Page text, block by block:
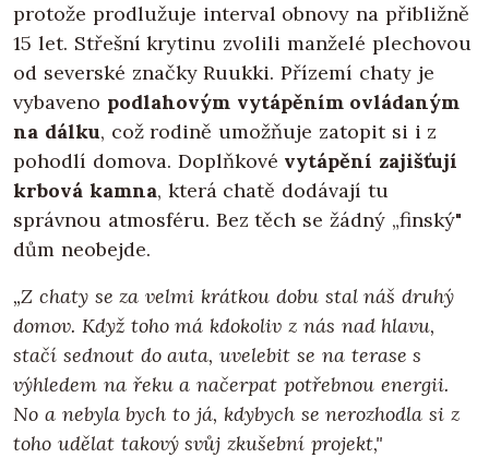
protože prodlužuje interval obnovy na přibližně
15 let. Střešní krytinu zvolili manželé plechovou
od severské značky Ruukki. Přízemí chaty je
vybaveno podlahovým vytápěním ovládaným
na dálku, což rodině umožňuje zatopit si i z
pohodlí domova. Doplňkové vytápění zajišťují
krbová kamna, která chatě dodávají tu
správnou atmosféru. Bez těch se žádný „finský"
dům neobejde.
„Z chaty se za velmi krátkou dobu stal náš druhý
domov. Když toho má kdokoliv z nás nad hlavu,
stačí sednout do auta, uvelebit se na terase s
výhledem na řeku a načerpat potřebnou energii.
No a nebyla bych to já, kdybych se nerozhodla si z
toho udělat takový svůj zkušební projekt,"